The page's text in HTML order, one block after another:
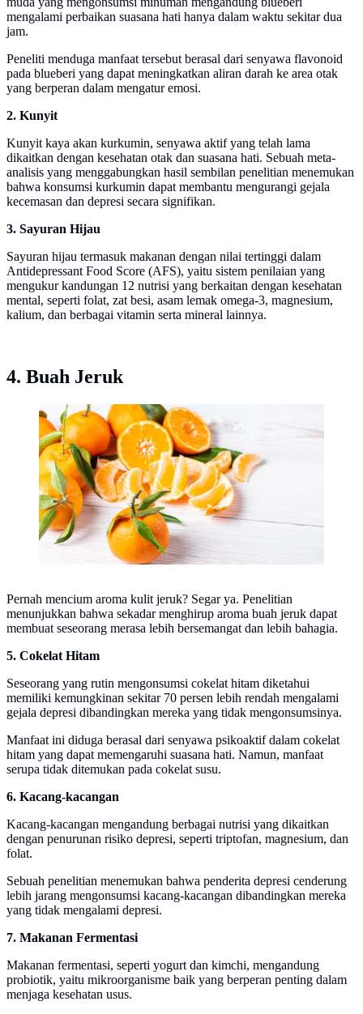
mengalami perbaikan suasana hati hanya dalam waktu sekitar dua
jam.
Peneliti menduga manfaat tersebut berasal dari senyawa flavonoid
pada blueberi yang dapat meningkatkan aliran darah ke area otak
yang berperan dalam mengatur emosi.
2. Kunyit
Kunyit kaya akan kurkumin, senyawa aktif yang telah lama
dikaitkan dengan kesehatan otak dan suasana hati. Sebuah meta-
analisis yang menggabungkan hasil sembilan penelitian menemukan
bahwa konsumsi kurkumin dapat membantu mengurangi gejala
kecemasan dan depresi secara signifikan.
3. Sayuran Hijau
Sayuran hijau termasuk makanan dengan nilai tertinggi dalam
Antidepressant Food Score (AFS), yaitu sistem penilaian yang
mengukur kandungan 12 nutrisi yang berkaitan dengan kesehatan
mental, seperti folat, zat besi, asam lemak omega-3, magnesium,
kalium, dan berbagai vitamin serta mineral lainnya.
4. Buah Jeruk
ilustrasi jeruk/Photo by Adam Śmigielski on Unsplash
Pernah mencium aroma kulit jeruk? Segar ya. Penelitian
menunjukkan bahwa sekadar menghirup aroma buah jeruk dapat
membuat seseorang merasa lebih bersemangat dan lebih bahagia.
5. Cokelat Hitam
Seseorang yang rutin mengonsumsi cokelat hitam diketahui
memiliki kemungkinan sekitar 70 persen lebih rendah mengalami
gejala depresi dibandingkan mereka yang tidak mengonsumsinya.
Manfaat ini diduga berasal dari senyawa psikoaktif dalam cokelat
hitam yang dapat memengaruhi suasana hati. Namun, manfaat
serupa tidak ditemukan pada cokelat susu.
6. Kacang-kacangan
Kacang-kacangan mengandung berbagai nutrisi yang dikaitkan
dengan penurunan risiko depresi, seperti triptofan, magnesium, dan
folat.
Sebuah penelitian menemukan bahwa penderita depresi cenderung
lebih jarang mengonsumsi kacang-kacangan dibandingkan mereka
yang tidak mengalami depresi.
7. Makanan Fermentasi
Makanan fermentasi, seperti yogurt dan kimchi, mengandung
probiotik, yaitu mikroorganisme baik yang berperan penting dalam
menjaga kesehatan usus.